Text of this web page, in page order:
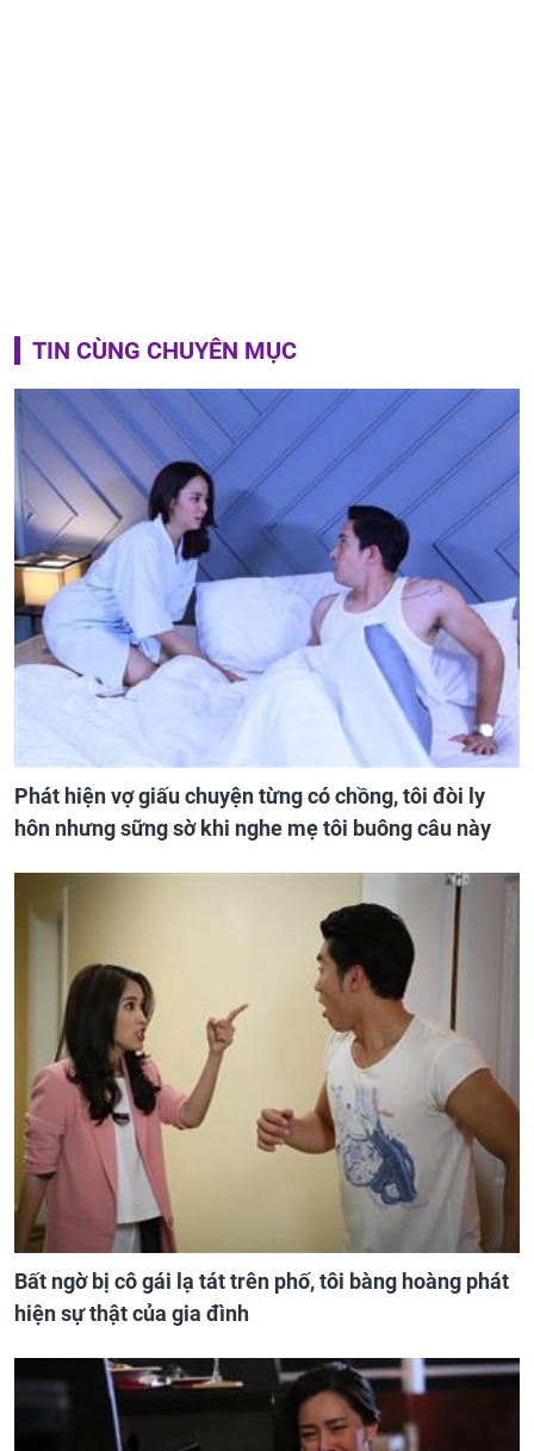
TIN CÙNG CHUYÊN MỤC
Phát hiện vợ giấu chuyện từng có chồng, tôi đòi ly
hôn nhưng sững sờ khi nghe mẹ tôi buông câu này
Bất ngờ bị cô gái lạ tát trên phố, tôi bàng hoàng phát
hiện sự thật của gia đình